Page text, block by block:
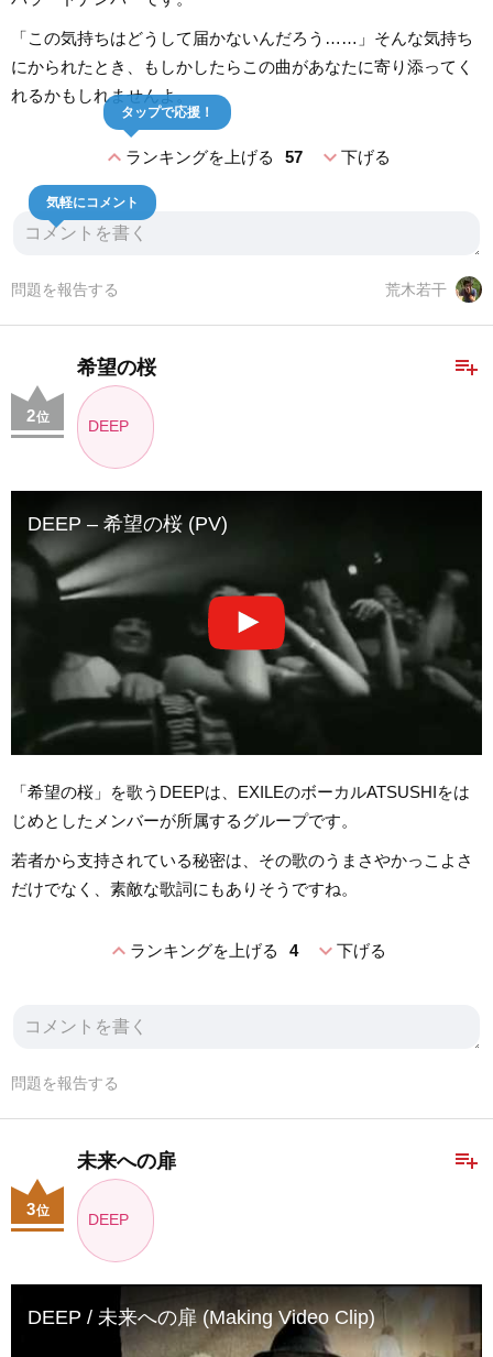
「この気持ちはどうして届かないんだろう……」そんな気持ち
にかられたとき、もしかしたらこの曲があなたに寄り添ってく
れるかもしれませんよ。
expand_lessランキングを上げる 57
タップで応援！
expand_more下げる
気軽にコメント
荒木若干
問題を報告する
playlist_add
希望の桜
DEEP
2位
DEEP – 希望の桜 (PV)
「希望の桜」を歌うDEEPは、EXILEのボーカルATSUSHIをは
じめとしたメンバーが所属するグループです。
若者から支持されている秘密は、その歌のうまさやかっこよさ
だけでなく、素敵な歌詞にもありそうですね。
expand_lessランキングを上げる 4 expand_more下げる
問題を報告する
playlist_add
未来への扉
DEEP
3位
DEEP / 未来への扉 (Making Video Clip)